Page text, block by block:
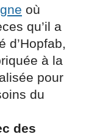
où
qu’il a
d’Hopfab,
à la
pour
du
des